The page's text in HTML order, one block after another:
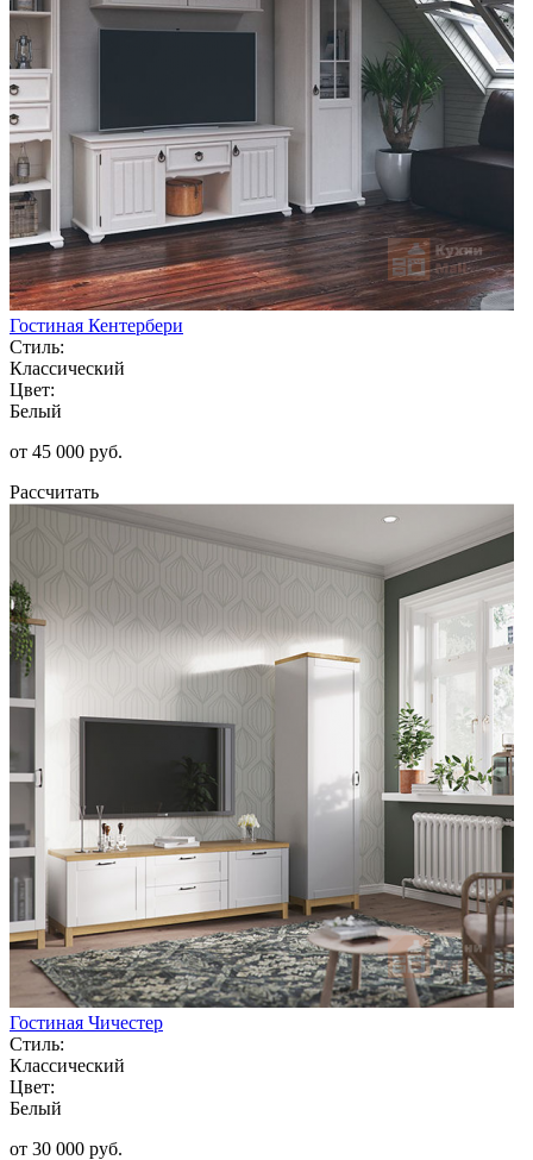
Гостиная Кентербери
Стиль:
Классический
Цвет:
Белый
от 45 000 руб.
Рассчитать
Гостиная Чичестер
Стиль:
Классический
Цвет:
Белый
от 30 000 руб.